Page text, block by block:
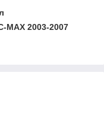
MAX 2003-2007